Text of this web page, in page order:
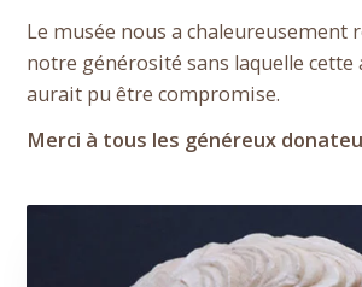
Le musée nous a chaleureusement
notre générosité sans laquelle cette
aurait pu être compromise.
Merci à tous les généreux